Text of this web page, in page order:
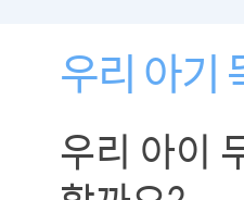
우리 아기
우리 아이